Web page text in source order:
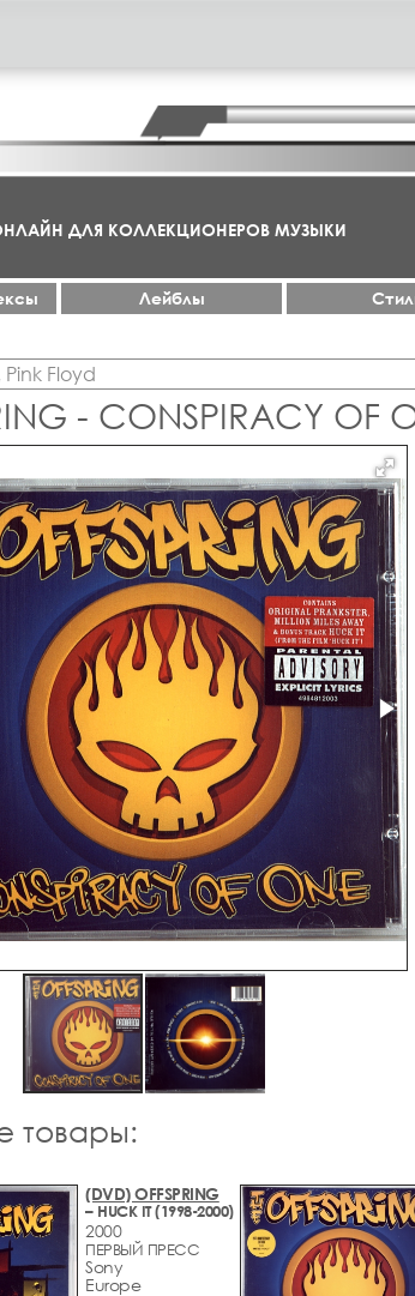
ДЛЯ КОЛЛЕКЦИОНЕРОВ МУЗЫКИ
Лейблы
- CONSPIRACY OF
товары:
(DVD) OFFSPRING
– HUCK IT (1998-2000)
2000
ПЕРВЫЙ ПРЕСС
Sony
Europe